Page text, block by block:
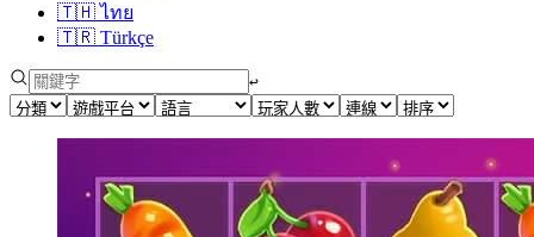
🇹🇭 ไทย
🇹🇷 Türkçe
↩︎